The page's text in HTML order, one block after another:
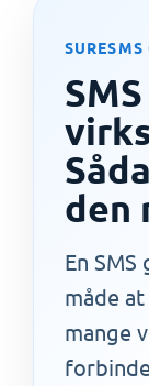
SURESMS
den
En
måde
mange